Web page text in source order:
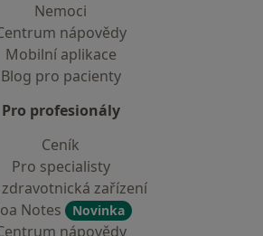
Nemoci
nápovědy
Mobilní aplikace
Blog pro pacienty
Pro profesionály
Ceník
Pro specialisty
zařízení
Notes
Novinka
nápovědy